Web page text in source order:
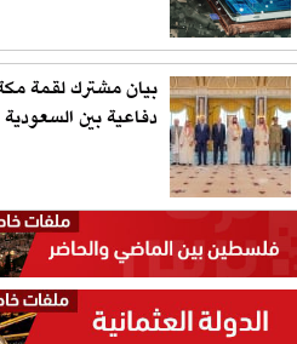
بيان مشترك لقمة
دفاعية بين